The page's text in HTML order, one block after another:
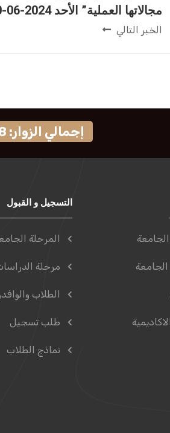
مجالاتها العملية” الأحد 2024-06-30م.
الخبر التالي
إجمالي الزوار: 14158
التسجيل و القبول
المرحلة
مرحلة
الطلاب
طلب تسجيل
نماذج الطلاب